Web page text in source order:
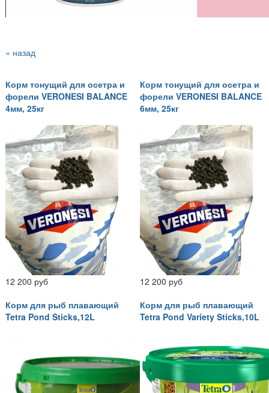
« назад
Корм тонущий для осетра и
форели VERONESI BALANCE
4мм, 25кг
12 200 руб
Корм тонущий для осетра и
форели VERONESI BALANCE
6мм, 25кг
12 200 руб
Корм для рыб плавающий
Tetra Pond Sticks,12L
Корм для рыб плавающий
Tetra Pond Variety Sticks,10L